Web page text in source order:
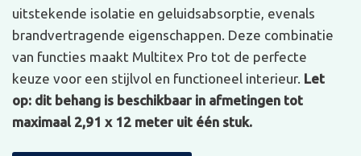
uitstekende isolatie en geluidsabsorptie, evenals
brandvertragende eigenschappen. Deze combinatie
van functies maakt Multitex Pro tot de perfecte
keuze voor een stijlvol en functioneel interieur. Let
op: dit behang is beschikbaar in afmetingen tot
maximaal 2,91 x 12 meter uit één stuk.